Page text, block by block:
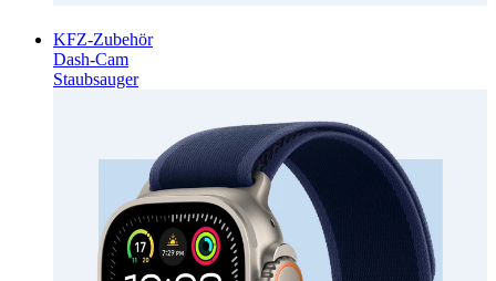
KFZ-Zubehör
Dash-Cam
Staubsauger